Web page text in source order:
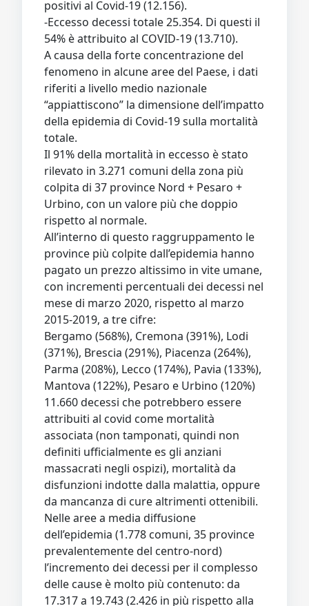
positivi al Covid-19 (12.156).
-Eccesso decessi totale 25.354. Di questi il
54% è attribuito al COVID-19 (13.710).
A causa della forte concentrazione del
fenomeno in alcune aree del Paese, i dati
riferiti a livello medio nazionale
“appiattiscono” la dimensione dell’impatto
della epidemia di Covid-19 sulla mortalità
totale.
Il 91% della mortalità in eccesso è stato
rilevato in 3.271 comuni della zona più
colpita di 37 province Nord + Pesaro +
Urbino, con un valore più che doppio
rispetto al normale.
All’interno di questo raggruppamento le
province più colpite dall’epidemia hanno
pagato un prezzo altissimo in vite umane,
con incrementi percentuali dei decessi nel
mese di marzo 2020, rispetto al marzo
2015-2019, a tre cifre:
Bergamo (568%), Cremona (391%), Lodi
(371%), Brescia (291%), Piacenza (264%),
Parma (208%), Lecco (174%), Pavia (133%),
Mantova (122%), Pesaro e Urbino (120%)
11.660 decessi che potrebbero essere
attribuiti al covid come mortalità
associata (non tamponati, quindi non
definiti ufficialmente es gli anziani
massacrati negli ospizi), mortalità da
disfunzioni indotte dalla malattia, oppure
da mancanza di cure altrimenti ottenibili.
Nelle aree a media diffusione
dell’epidemia (1.778 comuni, 35 province
prevalentemente del centro-nord)
l’incremento dei decessi per il complesso
delle cause è molto più contenuto: da
17.317 a 19.743 (2.426 in più rispetto alla